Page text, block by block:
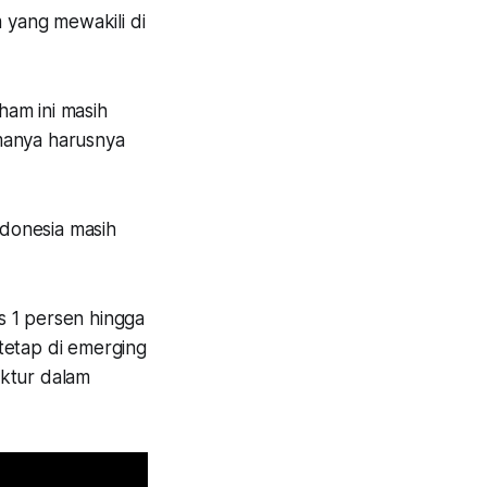
yang mewakili di
ini masih
harusnya
masih
1 persen hingga
di emerging
dalam